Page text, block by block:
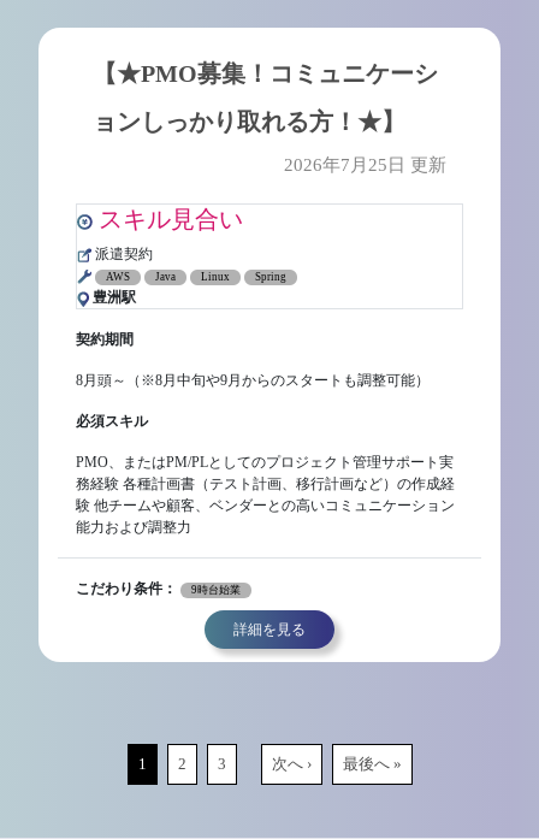
【★PMO募集！コミュニケーシ
ョンしっかり取れる方！★】
2026年7月25日 更新
スキル見合い
派遣契約
AWS Java Linux Spring
豊洲駅
契約期間
8月頭～（※8月中旬や9月からのスタートも調整可能）
必須スキル
PMO、またはPM/PLとしてのプロジェクト管理サポート実
務経験 各種計画書（テスト計画、移行計画など）の作成経
験 他チームや顧客、ベンダーとの高いコミュニケーション
能力および調整力
こだわり条件： 9時台始業
詳細を見る
1 2 3 次へ › 最後へ »